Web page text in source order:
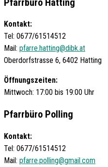
Pfarrbüro Hatting
Kontakt:
Tel: 0677/61514512
Mail: pfarre.hatting@dibk.at
Oberdorfstrasse 6, 6402 Hatting
Öffnungszeiten:
Mittwoch: 17:00 bis 19:00 Uhr
Pfarrbüro Polling
Kontakt:
Tel: 0677/61514512
Mail: pfarre.polling@gmail.com